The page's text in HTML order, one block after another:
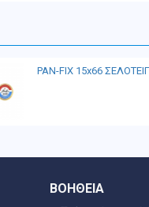
PAN-FIX 15x66
ΒΟΉΘΕΙΑ